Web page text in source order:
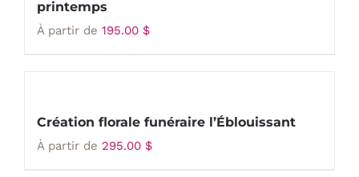
printemps
À partir de 195.00 $
Création florale funéraire l’Éblouissant
À partir de 295.00 $